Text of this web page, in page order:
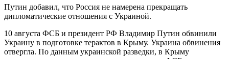
Путин добавил, что Россия не намерена прекращать
дипломатические отношения с Украиной.
10 августа ФСБ и президент РФ Владимир Путин обвинили
Украину в подготовке терактов в Крыму. Украина обвинения
отвергла. По данным украинской разведки, в Крыму